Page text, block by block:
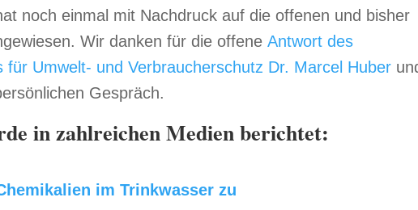
noch einmal mit Nachdruck auf die offenen und bisher
Wir danken für die offeneAntwort des
für Umwelt- und Verbraucherschutz Dr. Marcel Huber
Gespräch.
in zahlreichen Medien berichtet:
im Trinkwasser zu